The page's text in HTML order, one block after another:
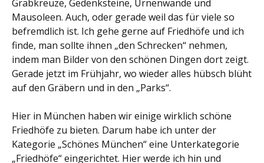
Grabkreuze, Gedenksteine, Urnenwände und
Mausoleen. Auch, oder gerade weil das für viele so
befremdlich ist. Ich gehe gerne auf Friedhöfe und ich
finde, man sollte ihnen „den Schrecken“ nehmen,
indem man Bilder von den schönen Dingen dort zeigt.
Gerade jetzt im Frühjahr, wo wieder alles hübsch blüht
auf den Gräbern und in den „Parks“.
Hier in München haben wir einige wirklich schöne
Friedhöfe zu bieten. Darum habe ich unter der
Kategorie „Schönes München“ eine Unterkategorie
„Friedhöfe“ eingerichtet. Hier werde ich hin und